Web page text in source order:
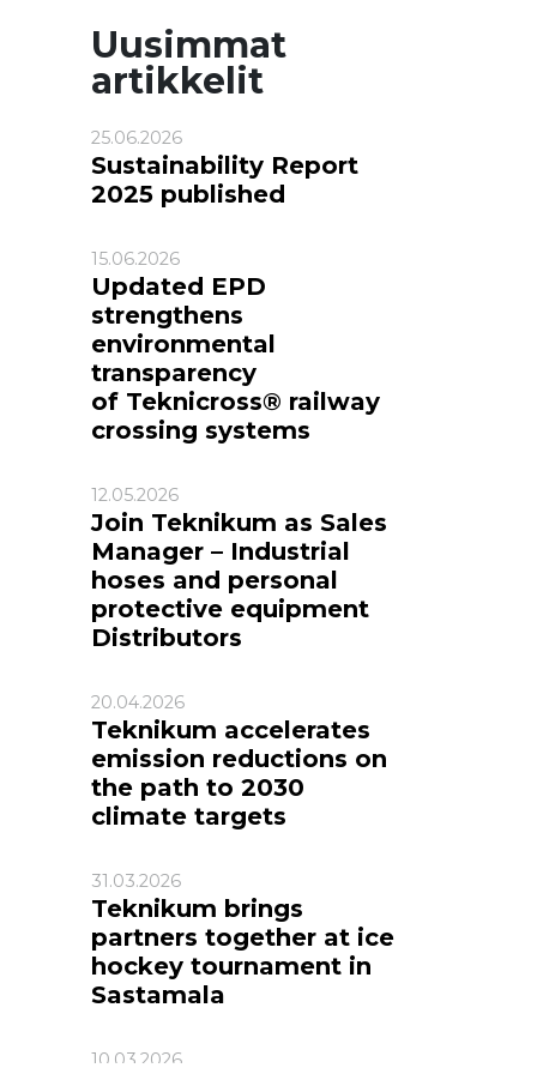
Uusimmat
artikkelit
25.06.2026
Sustainability Report
2025 published
15.06.2026
Updated EPD
strengthens
environmental
transparency
of Teknicross® railway
crossing systems
12.05.2026
Join Teknikum as Sales
Manager – Industrial
hoses and personal
protective equipment
Distributors
20.04.2026
Teknikum accelerates
emission reductions on
the path to 2030
climate targets
31.03.2026
Teknikum brings
partners together at ice
hockey tournament in
Sastamala
10.03.2026